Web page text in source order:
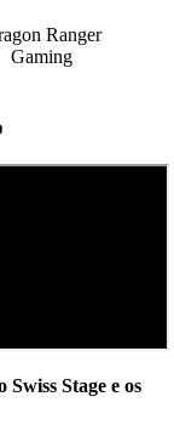
Ranger
Gaming
Swiss Stage e os